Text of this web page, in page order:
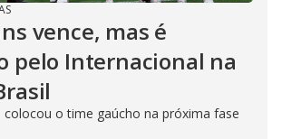
vence, mas é
pelo Internacional na
colocou o time gaúcho na próxima fase